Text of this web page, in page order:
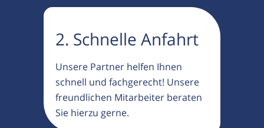
2. Schnelle Anfahrt
Unsere Partner helfen Ihnen
schnell und fachgerecht! Unsere
freundlichen Mitarbeiter beraten
Sie hierzu gerne.